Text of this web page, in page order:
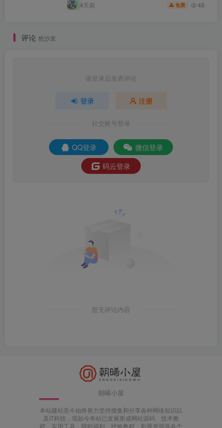
4天前 免费 48
评论 抢沙发
请登录后发表评论
登录 注册
社交账号登录
QQ登录
微信登录
码云登录
暂无评论内容
朝晞小屋
本站建站至今始终努力坚持搜集和分享各种网络知识以
及IT科技，现如今本站已发展形成网站源码、技术教
程、实用工具、限时福利、经验教程、影视资源等各个